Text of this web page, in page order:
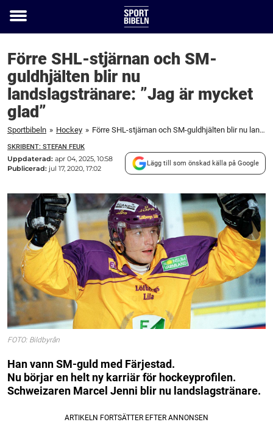
Toggle
Förre SHL-stjärnan och SM-
guldhjälten blir nu
landslagstränare: ”Jag är mycket
glad”
Sportbibeln » Hockey » Förre SHL-stjärnan och SM-guldhjälten blir nu landslagstränare: "Jag är mycket glad"
SKRIBENT: STEFAN FEUK
Uppdaterad: apr 04, 2025, 10:58
Publicerad: jul 17, 2020, 17:02
Lägg till som önskad källa på Google
FOTO: Bildbyrån
Han vann SM-guld med Färjestad.
Nu börjar en helt ny karriär för hockeyprofilen.
Schweizaren Marcel Jenni blir nu landslagstränare.